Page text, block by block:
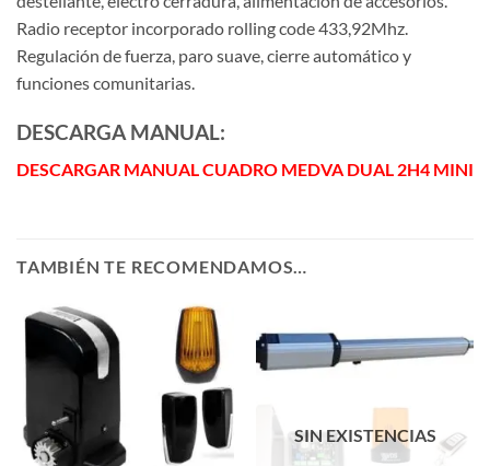
Radio receptor incorporado rolling code 433,92Mhz.
Regulación de fuerza, paro suave, cierre automático y
funciones comunitarias.
DESCARGA MANUAL:
DESCARGAR MANUAL CUADRO MEDVA DUAL 2H4 MINI
TAMBIÉN TE RECOMENDAMOS…
SIN EXISTENCIAS